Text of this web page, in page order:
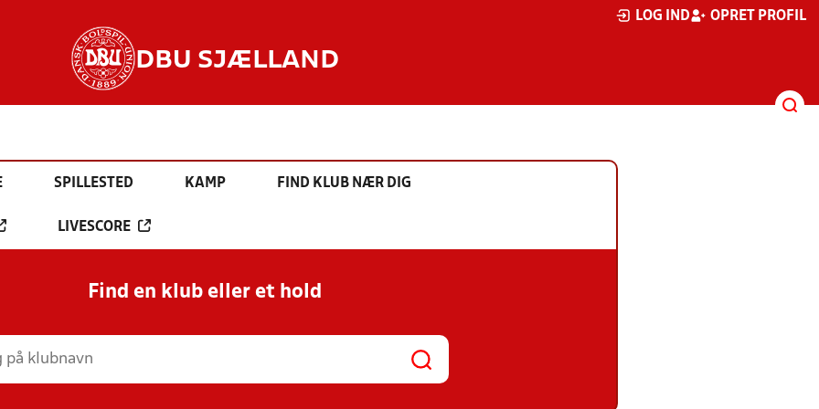
LOG IND OPRET PROFIL
DBU SJÆLLAND
SPILLESTED KAMP FIND KLUB NÆR DIG
LIVESCORE
Find en klub eller et hold